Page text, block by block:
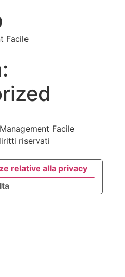
Facile
Facile
riservati
relative alla privacy